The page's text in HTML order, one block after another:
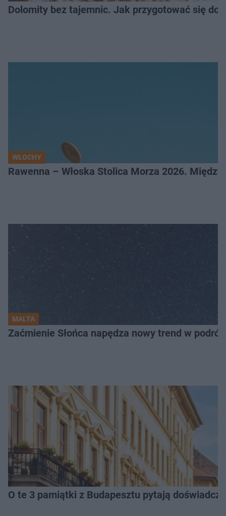
Dolomity bez tajemnic. Jak przygotować się do
WŁOCHY
Rawenna – Włoska Stolica Morza 2026.
MALTA
Zaćmienie Słońca napędza nowy trend w
O te 3 pamiątki z Budapesztu pytają